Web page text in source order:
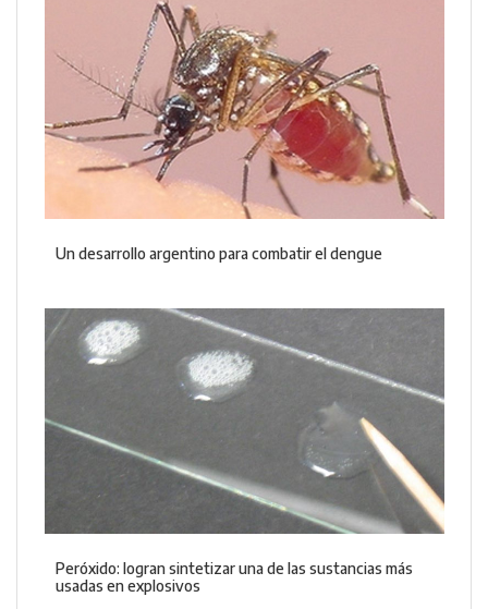
Un desarrollo argentino para combatir el dengue
Peróxido: logran sintetizar una de las sustancias más
usadas en explosivos